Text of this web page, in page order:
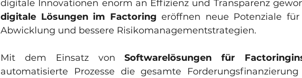
digitale Lösungen im Factoring eröffnen neue Potenziale
Abwicklung und bessere Risikomanagementstrategien.
Mit dem Einsatz von Softwarelösungen für
automatisierte Prozesse die gesamte Forderungsfinanzierung